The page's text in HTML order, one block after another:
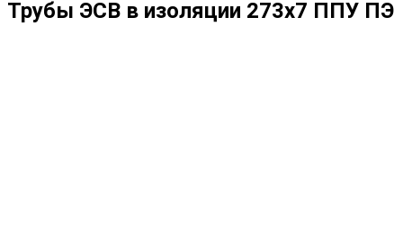
Трубы ЭСВ в изоляции 273х7 ППУ ПЭ